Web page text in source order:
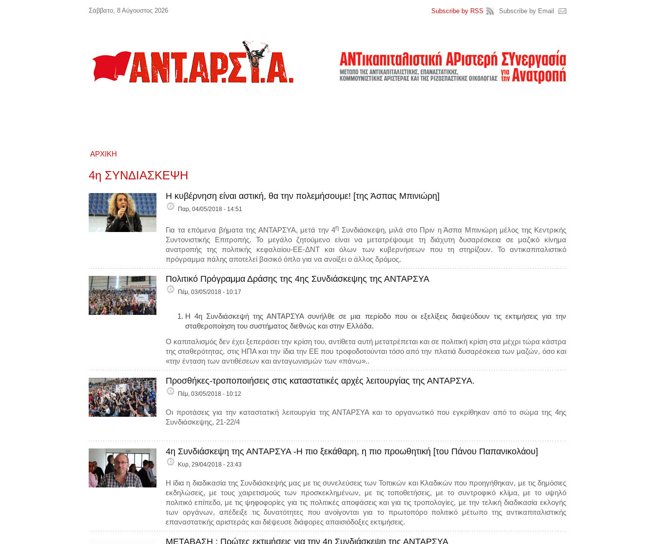
ΑΡΧΙΚΉ
4η ΣΥΝΔΙΑΣΚΕΨΗ
Η κυβέρνηση είναι αστική, θα την πολεμήσουμε! [της Άσπας Μπινιώρη]
Παρ, 04/05/2018 - 14:51
Για τα επόμενα βήματα της ΑΝΤΑΡΣΥΑ, μετά την 4η Συνδιάσκεψη, μιλά στο Πριν η Άσπα Μπινιώρη μέλος της Κεντρικής
Συντονιστικής Επιτροπής. Το μεγάλο ζητούμενο είναι να μετατρέψουμε τη διάχυτη δυσαρέσκεια σε μαζικό κίνημα
ανατροπής της πολιτικής κεφαλαίου-ΕΕ-ΔΝΤ και όλων των κυβερνήσεων που τη στηρίζουν. Το αντικαπιταλιστικό
πρόγραμμα πάλης αποτελεί βασικό όπλο για να ανοίξει ο άλλος δρόμος.
Πολιτικό Πρόγραμμα Δράσης της 4ης Συνδιάσκεψης της ΑΝΤΑΡΣΥΑ
Πέμ, 03/05/2018 - 10:17
Η 4η Συνδιάσκεψή της ΑΝΤΑΡΣΥΑ συνήλθε σε μια περίοδο που οι εξελίξεις διαψεύδουν τις εκτιμήσεις για την
σταθεροποίηση του συστήματος διεθνώς και στην Ελλάδα.
Ο καπιταλισμός δεν έχει ξεπεράσει την κρίση του, αντίθετα αυτή μετατρέπεται και σε πολιτική κρίση στα μέχρι τώρα κάστρα
της σταθερότητας, στις ΗΠΑ και την ίδια την ΕΕ που τροφοδοτούνται τόσο από την πλατιά δυσαρέσκεια των μαζών, όσο και
«την ένταση των αντιθέσεων και ανταγωνισμών των «πάνω»..
Προσθήκες-τροποποιήσεις στις καταστατικές αρχές λειτουργίας της ΑΝΤΑΡΣΥΑ.
Πέμ, 03/05/2018 - 10:12
Οι προτάσεις για την καταστατική λειτουργία της ΑΝΤΑΡΣΥΑ και το οργανωτικό που εγκρίθηκαν από το σώμα της 4ης
Συνδιάσκεψης, 21-22/4
4η Συνδιάσκεψη της ΑΝΤΑΡΣΥΑ -Η πιο ξεκάθαρη, η πιο προωθητική [του Πάνου Παπανικολάου]
Κυρ, 29/04/2018 - 23:43
Η ίδια η διαδικασία της Συνδιάσκεψής μας με τις συνελεύσεις των Τοπικών και Κλαδικών που προηγήθηκαν, με τις δημόσιες
εκδηλώσεις, με τους χαιρετισμούς των προσκεκλημένων, με τις τοποθετήσεις, με το συντροφικό κλίμα, με το υψηλό
πολιτικό επίπεδο, με τις ψηφοφορίες για τις πολιτικές αποφάσεις και για τις τροπολογίες, με την τελική διαδικασία εκλογής
των οργάνων, απέδειξε τις δυνατότητες που ανοίγονται για το πρωτοπόρο πολιτικό μέτωπο της αντικαπιταλιστικής
επαναστατικής αριστεράς και διέψευσε διάφορες απαισιόδοξες εκτιμήσεις.
ΜΕΤΑΒΑΣΗ : Πρώτες εκτιμήσεις για την 4η Συνδιάσκεψη της ΑΝΤΑΡΣΥΑ
Σάββατο, 8 Αύγουστος 2026 Subscribe by RSS Subscribe by Email